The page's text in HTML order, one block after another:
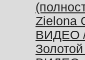
Zielona
ВИДЕО